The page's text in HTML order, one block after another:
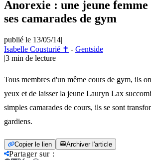
Anorexie : une jeune femme
ses camarades de gym
publié le 13/05/14|
Isabelle Cousturié ✝ - Gentside
|3 min de lecture
Tous membres d'un même cours de gym, ils
yeux et de laisser la jeune Lauryn Lax
simples camarades de cours, ils se sont
gardiens.
Copier le lien Archiver l'article
Partager sur: